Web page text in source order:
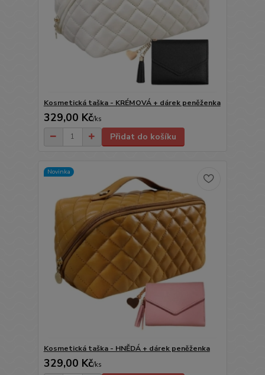
Kosmetická taška - KRÉMOVÁ + dárek peněženka
329,00 Kč/ks
Přidat do košíku
Novinka
Kosmetická taška - HNĚDÁ + dárek peněženka
329,00 Kč/ks